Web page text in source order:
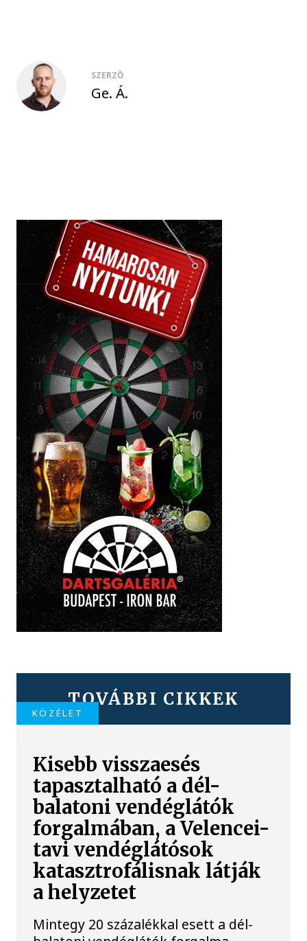
SZERZŐ
Ge. Á.
TOVÁBBI CIKKEK
KÖZÉLET
Kisebb visszaesés
tapasztalható a dél-
balatoni vendéglátók
forgalmában, a Velencei-
tavi vendéglátósok
katasztrofálisnak látják
a helyzetet
Mintegy 20 százalékkal esett a dél-